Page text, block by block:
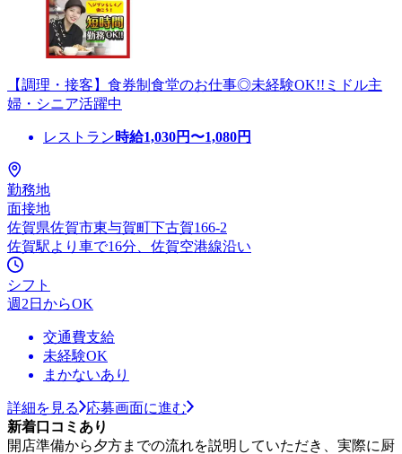
【調理・接客】食券制食堂のお仕事◎未経験OK!!ミドル主
婦・シニア活躍中
レストラン時給1,030円〜1,080円
勤務地
面接地
佐賀県佐賀市東与賀町下古賀166-2
佐賀駅より車で16分、佐賀空港線沿い
シフト
週2日からOK
交通費支給
未経験OK
まかないあり
詳細を見る
応募画面に進む
新着口コミあり
開店準備から夕方までの流れを説明していただき、実際に厨